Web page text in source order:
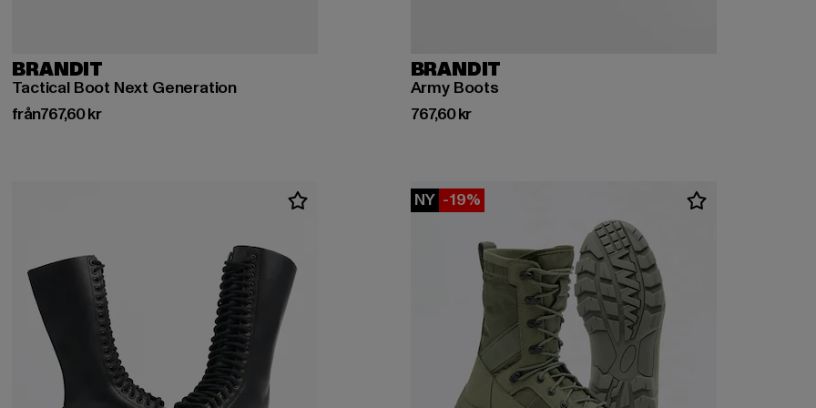
BRANDIT
Tactical Boot Next Generation
från767,60 kr
Nuvarande pris: Från 767,60 kr
BRANDIT
Army Boots
767,60 kr
Nuvarande pris: 767,60 kr
NY -19%